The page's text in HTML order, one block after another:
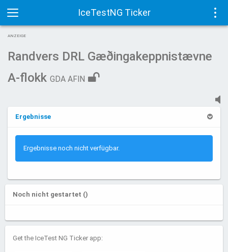
IceTestNG Ticker
Toggle
navigation
ANZEIGE
Randvers DRL Gæðingakeppnistævne
A-flokk GDA AFIN
Ergebnisse
Ergebnisse noch nicht verfügbar.
Noch nicht gestartet ()
Get the IceTest NG Ticker app: